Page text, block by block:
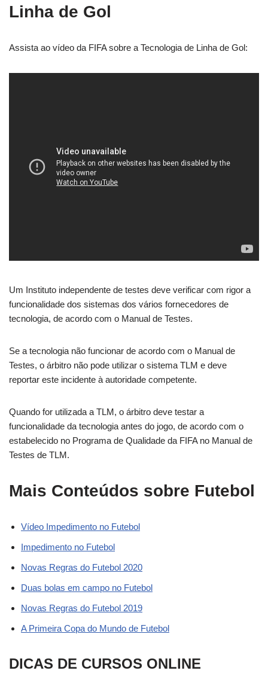
Linha de Gol
Assista ao vídeo da FIFA sobre a Tecnologia de Linha de Gol:
Um Instituto independente de testes deve verificar com rigor a
funcionalidade dos sistemas dos vários fornecedores de
tecnologia, de acordo com o Manual de Testes.
Se a tecnologia não funcionar de acordo com o Manual de
Testes, o árbitro não pode utilizar o sistema TLM e deve
reportar este incidente à autoridade competente.
Quando for utilizada a TLM, o árbitro deve testar a
funcionalidade da tecnologia antes do jogo, de acordo com o
estabelecido no Programa de Qualidade da FIFA no Manual de
Testes de TLM.
Mais Conteúdos sobre Futebol
Vídeo Impedimento no Futebol
Impedimento no Futebol
Novas Regras do Futebol 2020
Duas bolas em campo no Futebol
Novas Regras do Futebol 2019
A Primeira Copa do Mundo de Futebol
DICAS DE CURSOS ONLINE